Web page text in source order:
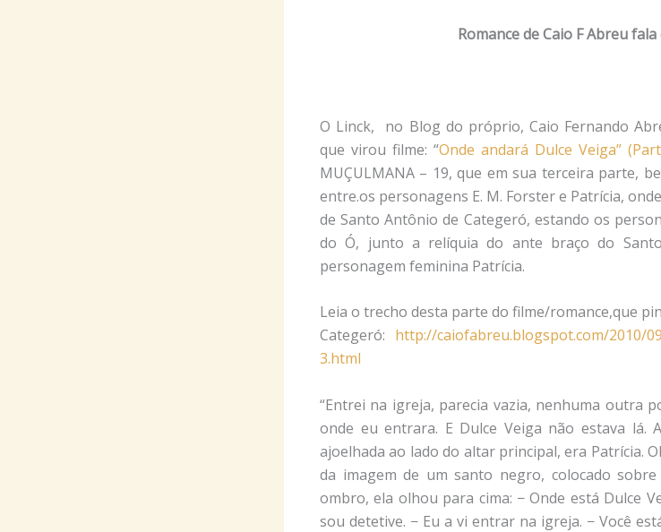
Romance de Caio F Abreu
O Linck, no Blog do próprio, Caio Fernando
que virou filme: “Onde andará Dulce Veiga”
MUÇULMANA – 19, que em sua terceira parte,
entre.os personagens E. M. Forster e Patrícia,
de Santo Antônio de Categeró, estando os
do Ó, junto a relíquia do ante braço do
personagem feminina Patrícia.
Leia o trecho desta parte do filme/romance,que
Categeró: http://caiofabreu.blogspot.com/2010/
3.html
“Entrei na igreja, parecia vazia, nenhuma outra
onde eu entrara. E Dulce Veiga não estava lá.
ajoelhada ao lado do altar principal, era Patrícia.
da imagem de um santo negro, colocado
ombro, ela olhou para cima: − Onde está Dulce
sou detetive. − Eu a vi entrar na igreja. − Você